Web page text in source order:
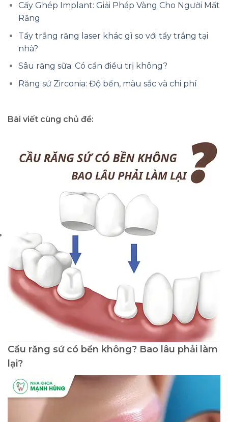
Cấy Ghép Implant: Giải Pháp Vàng Cho Người Mất
Răng
Tẩy trắng răng laser khác gì so với tẩy trắng tại
nhà?
Sâu răng sữa: Có cần điều trị không?
Răng sứ Zirconia: Độ bền, màu sắc và chi phí
Bài viết cùng chủ đề:
Cầu răng sứ có bền không? Bao lâu phải làm
lại?